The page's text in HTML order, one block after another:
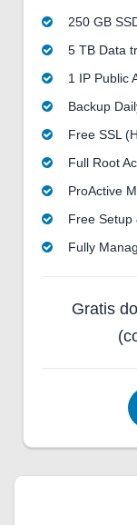
250 GB
5 TB Data
1 IP Public
Backup
Free SSL
Full Root
ProActive
Free Setup
Fully
Gratis